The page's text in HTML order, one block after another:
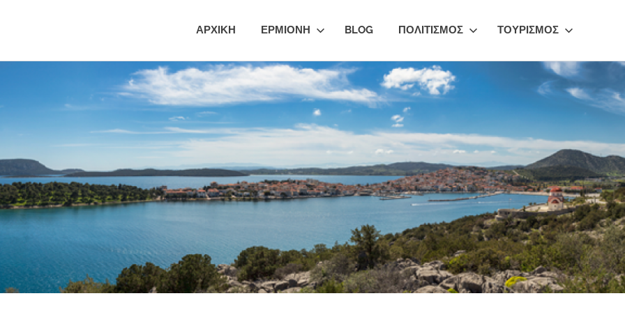
ΑΡΧΙΚΗ ΕΡΜΙΟΝΗ BLOG ΠΟΛΙΤΙΣΜΟΣ ΤΟΥΡΙΣΜΟΣ